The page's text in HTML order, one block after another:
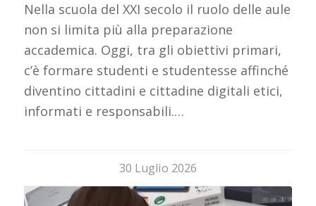
Nella scuola del XXI secolo il ruolo delle aule
non si limita più alla preparazione
accademica. Oggi, tra gli obiettivi primari,
c’è formare studenti e studentesse affinché
diventino cittadini e cittadine digitali etici,
informati e responsabili.…
30 Luglio 2026